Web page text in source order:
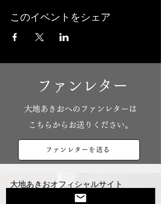
このイベントをシェア
ファンレター
​大地あきおへのファンレターは
こちらからお送りください。
ファンレターを送る
大地あきおオフィシャルサイト